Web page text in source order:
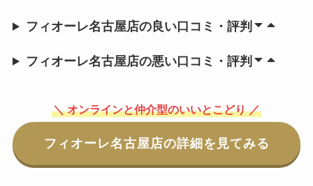
フィオーレ名古屋店の良い口コミ・評判
フィオーレ名古屋店の悪い口コミ・評判
＼ オンラインと仲介型のいいとこどり ／
フィオーレ名古屋店の詳細を見てみる